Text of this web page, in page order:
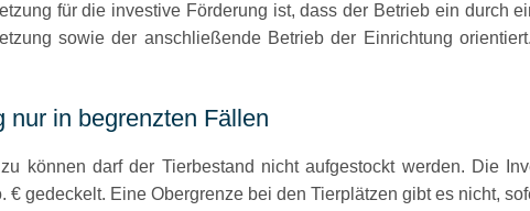
für die investive Förderung ist, dass der Betrieb ein durch
sowie der anschließende Betrieb der Einrichtung
nur in begrenzten Fällen
können darf der Tierbestand nicht aufgestockt werden. Die
€ gedeckelt. Eine Obergrenze bei den Tierplätzen gibt es nicht,